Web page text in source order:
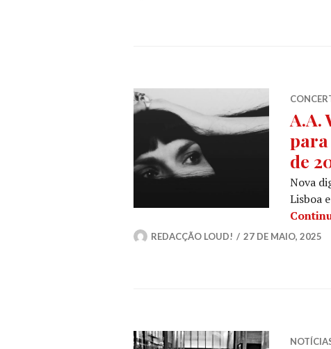
A.A.
de
Nova
Lisboa
REDACÇÃO LOUD! 27 DE MAIO, 2025